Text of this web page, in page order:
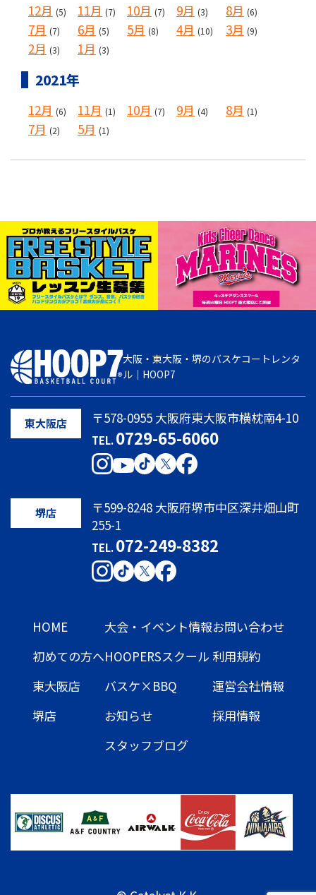
12月 (5) 11月 (7) 10月 (7) 9月 (3) 8月 (6)
7月 (7) 6月 (5) 5月 (8) 4月 (10) 3月 (9)
2月 (3) 1月 (3)
2021年
12月 (6) 11月 (1) 10月 (7) 9月 (4) 8月 (1)
7月 (2) 5月 (1)
大阪・東大阪・堺のバスケコートレンタ
ル｜HOOP7
東大阪店 〒578-0955 大阪府東大阪市横枕南4-10
TEL.0729-65-6060
堺店
〒599-8248 大阪府堺市中区深井畑山町
255-1
TEL.072-249-8382
HOME
初めての方へ
東大阪店
堺店
大会・イベント情報
HOOPERSスクール
バスケ×BBQ
お知らせ
スタッフブログ
お問い合わせ
利用規約
運営会社情報
採用情報